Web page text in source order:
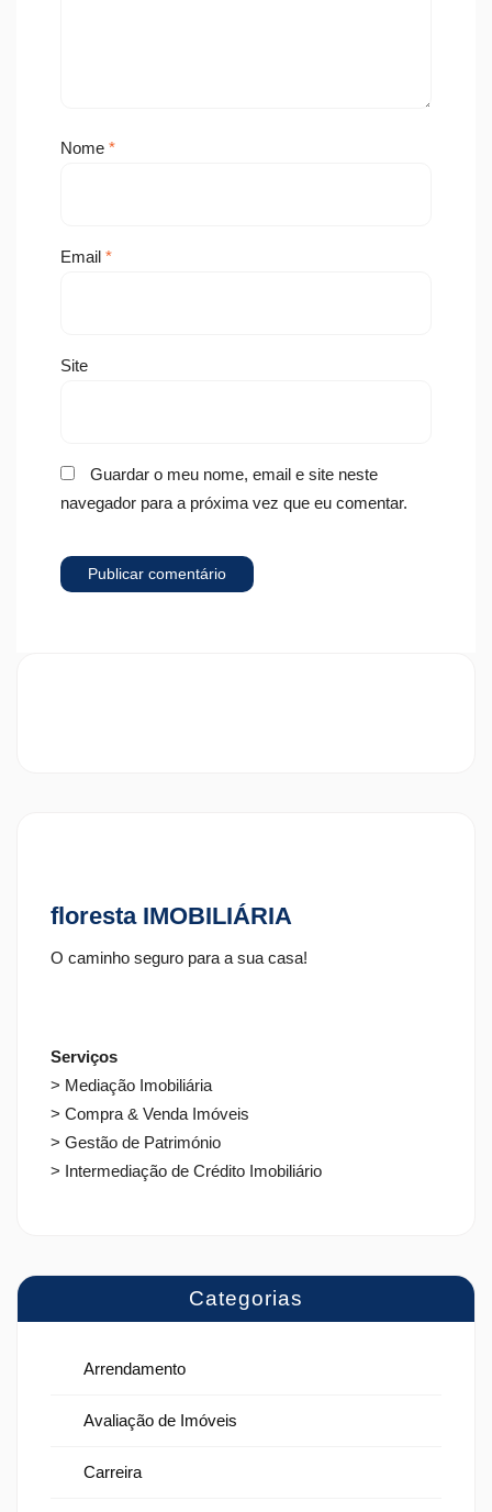
Nome *
Email *
Site
Guardar o meu nome, email e site neste
navegador para a próxima vez que eu comentar.
floresta IMOBILIÁRIA
O caminho seguro para a sua casa!
Serviços
> Mediação Imobiliária
> Compra & Venda Imóveis
> Gestão de Património
> Intermediação de Crédito Imobiliário
Categorias
Arrendamento
Avaliação de Imóveis
Carreira